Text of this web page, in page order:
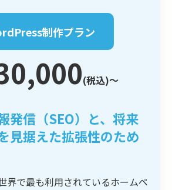
制作プラン
(税込)〜
発信（SEO）と、将来
見据えた拡張性のため
界で最も利用されているホームペ